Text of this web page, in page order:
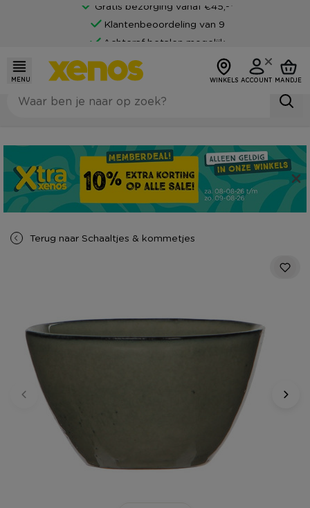
Gratis bezorging vanaf €45,-*
Klantenbeoordeling van 9
Achteraf betalen mogelijk
MENU WINKELS ACCOUNT MANDJE
Terug naar Schaaltjes & kommetjes